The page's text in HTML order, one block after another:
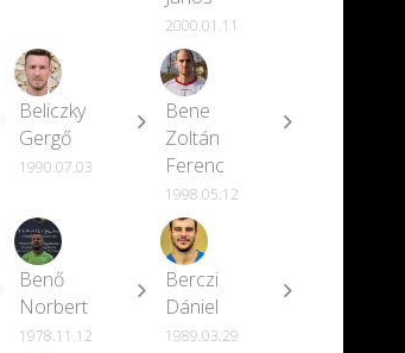
2000.01.11
Beliczky
Gergő
1990.07.03
Bene
Zoltán
Ferenc
1998.05.12
Benő
Norbert
1978.11.12
Berczi
Dániel
1989.03.29